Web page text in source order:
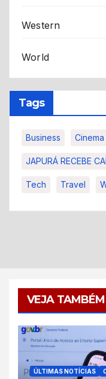
Western
World
Tags
Business Cinema
JAPURÁ RECEBE
Tech Travel
VEJA TAMBÉM
ÚLTIMAS NOTÍCIAS